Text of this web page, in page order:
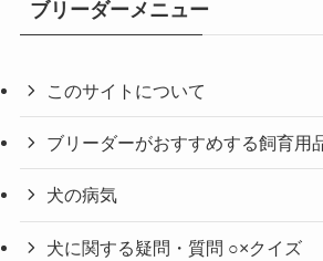
ブリーダーメニュー
このサイトについて
ブリーダーがおすすめする飼育用
犬の病気
犬に関する疑問・質問 ○×クイズ